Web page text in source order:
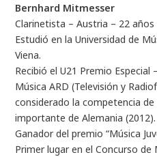
Bernhard Mitmesser
Clarinetista – Austria – 22 años
Estudió en la Universidad de
Viena.
Recibió el U21 Premio
Música ARD (Televisión y
considerado la competencia de
importante de Alemania (2012).
Ganador del premio “Música
Primer lugar en el Concurso de